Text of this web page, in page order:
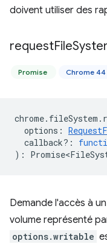
doivent utiliser des
requestFile
Promise Chrome
chrome. fileSystem .
options :
callback? :
) :
Demande l'accès à
volume représenté
options.writable